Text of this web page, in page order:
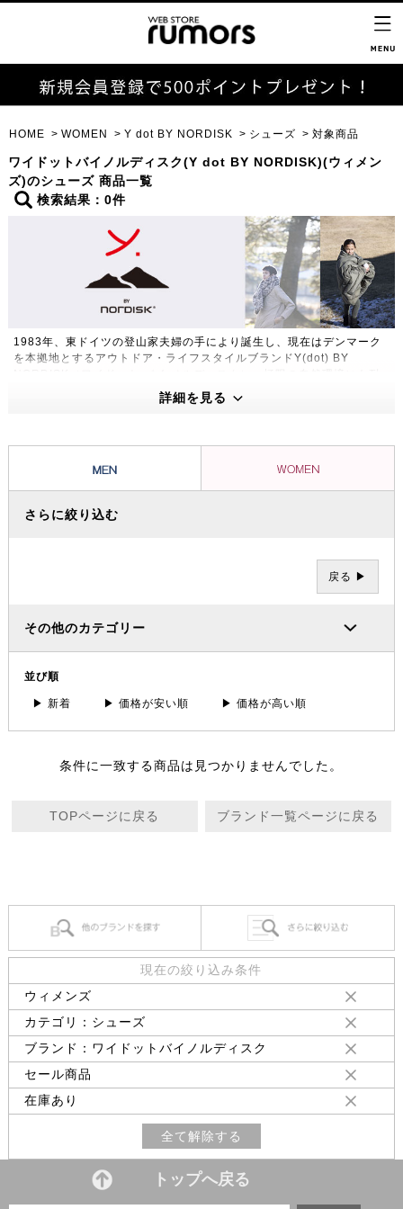
HOME WOMEN Y dot BY NORDISK シューズ 対象商品
ワイドットバイノルディスク(Y dot BY NORDISK)(ウィメン
ズ)のシューズ 商品一覧
検索結果：0件
1983年、東ドイツの登山家夫婦の手により誕生し、現在はデンマーク
を本拠地とするアウトドア・ライフスタイルブランドY(dot) BY
えうる高い機能性・保温性をもつプロダクトは、アウトドアのプロフェ
ッショナルたちから信頼を集め、数々の過酷な冒険やレースを支えてき
詳細を見る
さらに絞り込む
戻る ▶
その他のカテゴリー
並び順
▶ 新着 ▶ 価格が安い順 ▶ 価格が高い順
条件に一致する商品は見つかりませんでした。
TOPページに戻る ブランド一覧ページに戻る
現在の絞り込み条件
ウィメンズ
カテゴリ：シューズ
ブランド：ワイドットバイノルディスク
セール商品
在庫あり
全て解除する
トップへ戻る